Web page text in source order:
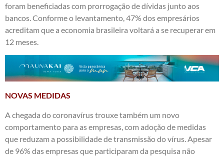
foram beneficiadas com prorrogação de dívidas junto aos
bancos. Conforme o levantamento, 47% dos empresários
acreditam que a economia brasileira voltará a se recuperar em
12 meses.
NOVAS MEDIDAS
A chegada do coronavírus trouxe também um novo
comportamento para as empresas, com adoção de medidas
que reduzam a possibilidade de transmissão do vírus. Apesar
de 96% das empresas que participaram da pesquisa não